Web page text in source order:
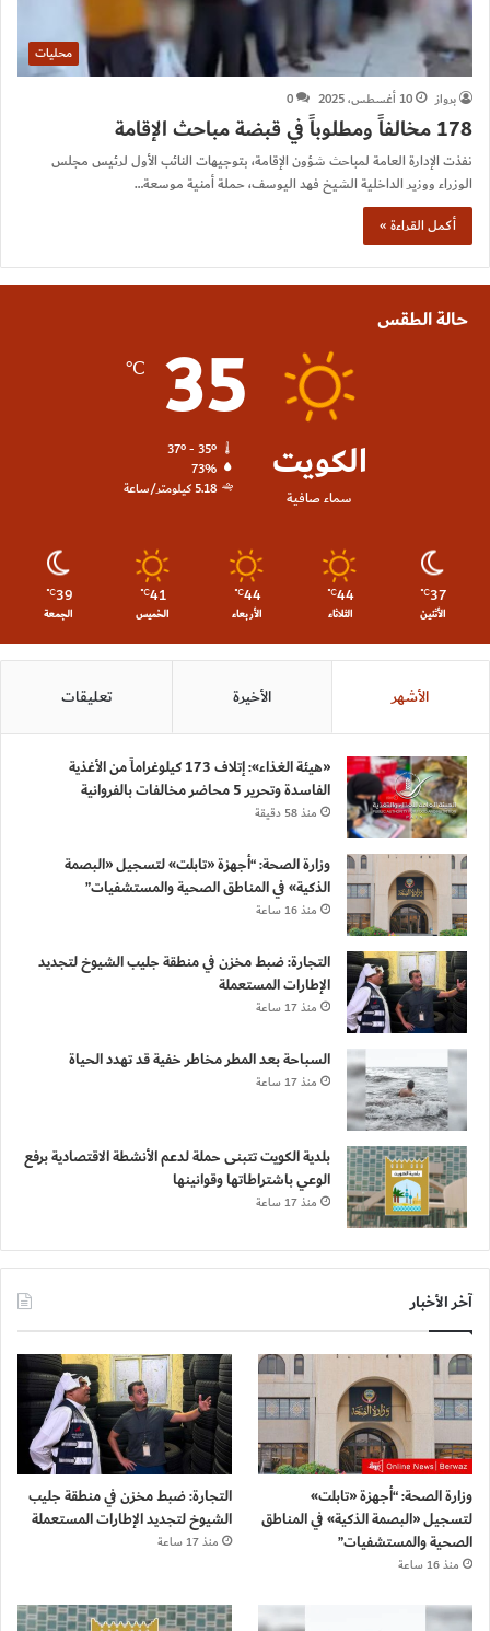
محليات
برواز
10 أغسطس، 2025 0
178 مخالفاً ومطلوباً في قبضة مباحث الإقامة
نفذت الإدارة العامة لمباحث شؤون الإقامة، بتوجيهات النائب الأول لرئيس مجلس
الوزراء ووزير الداخلية الشيخ فهد اليوسف، حملة أمنية موسعة…
أكمل القراءة »
حالة الطقس
الكويت
سماء صافية
35
℃
37º - 35º
73%
5.18 كيلومتر/ساعة
37
℃
الأثنين
44
℃
الثلاثاء
44
℃
الأربعاء
41
℃
الخميس
39
℃
الجمعة
الأشهر الأخيرة تعليقات
«هيئة الغذاء»: إتلاف 173 كيلوغراماً من الأغذية
الفاسدة وتحرير 5 محاضر مخالفات بالفروانية
منذ 58 دقيقة
وزارة الصحة: “أجهزة «تابلت» لتسجيل «البصمة
الذكية» في المناطق الصحية والمستشفيات”
منذ 16 ساعة
التجارة: ضبط مخزن في منطقة جليب الشيوخ لتجديد
الإطارات المستعملة
منذ 17 ساعة
السباحة بعد المطر مخاطر خفية قد تهدد الحياة
منذ 17 ساعة
بلدية الكويت تتبنى حملة لدعم الأنشطة الاقتصادية برفع
الوعي باشتراطاتها وقوانينها
منذ 17 ساعة
آخر الأخبار
وزارة الصحة: “أجهزة «تابلت»
لتسجيل «البصمة الذكية» في المناطق
الصحية والمستشفيات”
منذ 16 ساعة
التجارة: ضبط مخزن في منطقة جليب
الشيوخ لتجديد الإطارات المستعملة
منذ 17 ساعة